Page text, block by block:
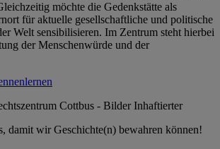
möchte die Gedenkstätte als
für aktuelle gesellschaftliche und politische
Welt sensibilisieren. Im Zentrum steht hierbei
der Menschenwürde und der
damit wir Geschichte(n) bewahren können!